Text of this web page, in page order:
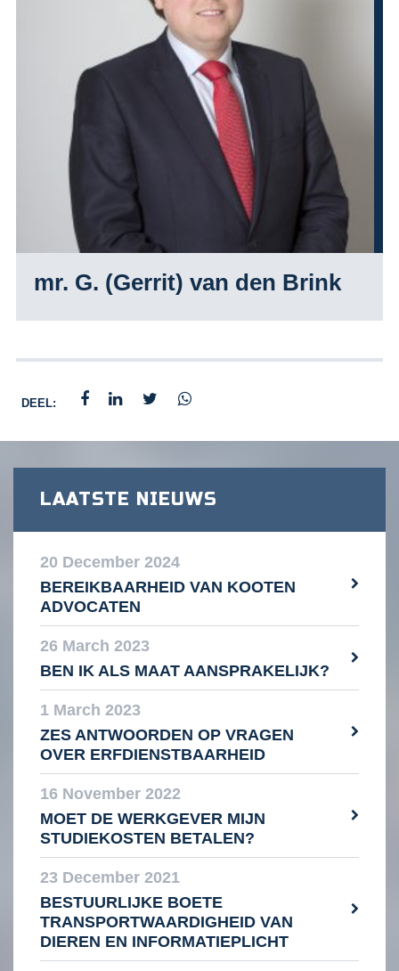
mr. G. (Gerrit) van den Brink
DEEL:
LAATSTE NIEUWS
20 December 2024
BEREIKBAARHEID VAN KOOTEN
ADVOCATEN
26 March 2023
BEN IK ALS MAAT AANSPRAKELIJK?
1 March 2023
ZES ANTWOORDEN OP VRAGEN
OVER ERFDIENSTBAARHEID
16 November 2022
MOET DE WERKGEVER MIJN
STUDIEKOSTEN BETALEN?
23 December 2021
BESTUURLIJKE BOETE
TRANSPORTWAARDIGHEID VAN
DIEREN EN INFORMATIEPLICHT